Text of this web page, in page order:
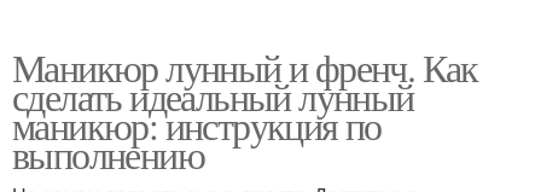
Маникюр лунный и френч. Как
сделать идеальный лунный
маникюр: инструкция по
выполнению